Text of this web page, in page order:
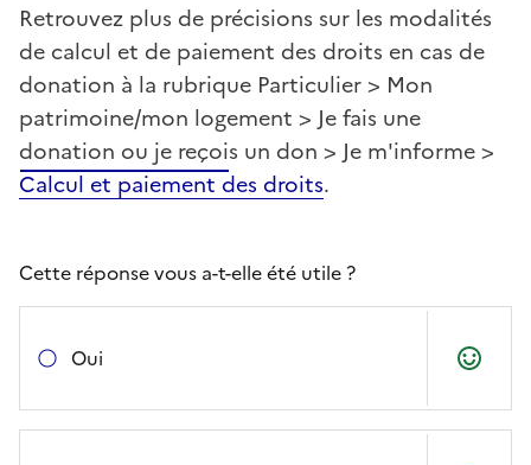
Retrouvez plus de précisions sur les modalités
de calcul et de paiement des droits en cas de
donation à la rubrique Particulier > Mon
patrimoine/mon logement > Je fais une
donation ou je reçois un don > Je m'informe >
Calcul et paiement des droits.
Cette réponse vous a-t-elle été utile ?
Oui